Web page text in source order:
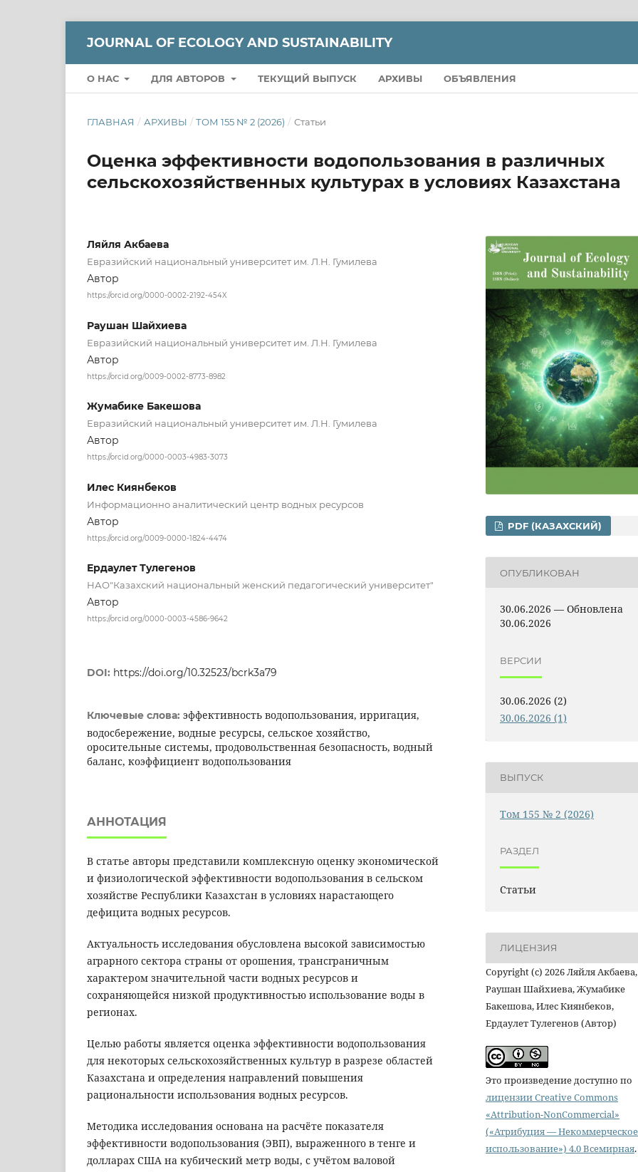
JOURNAL OF ECOLOGY AND SUSTAINABILITY
О НАС ДЛЯ АВТОРОВ ТЕКУЩИЙ ВЫПУСК АРХИВЫ ОБЪЯВЛЕНИЯ
ГЛАВНАЯ / АРХИВЫ / ТОМ 155 № 2 (2026) / Статьи
Оценка эффективности водопользования в различных
сельскохозяйственных культурах в условиях Казахстана
Ляйля Акбаева
Евразийский национальный университет им. Л.Н. Гумилева
Автор
https://orcid.org/0000-0002-2192-454X
Раушан Шайхиева
Евразийский национальный университет им. Л.Н. Гумилева
Автор
https://orcid.org/0009-0002-8773-8982
Жумабике Бакешова
Евразийский национальный университет им. Л.Н. Гумилева
Автор
https://orcid.org/0000-0003-4983-3073
Илес Киянбеков
Информационно аналитический центр водных ресурсов
Автор
https://orcid.org/0009-0000-1824-4474
Ердаулет Тулегенов
НАО"Казахский национальный женский педагогический университет"
Автор
https://orcid.org/0000-0003-4586-9642
DOI: https://doi.org/10.32523/bcrk3a79
Ключевые слова: эффективность водопользования, ирригация,
водосбережение, водные ресурсы, сельское хозяйство,
оросительные системы, продовольственная безопасность, водный
баланс, коэффициент водопользования
АННОТАЦИЯ
В статье авторы представили комплексную оценку экономической
и физиологической эффективности водопользования в сельском
хозяйстве Республики Казахстан в условиях нарастающего
дефицита водных ресурсов.
Актуальность исследования обусловлена высокой зависимостью
аграрного сектора страны от орошения, трансграничным
характером значительной части водных ресурсов и
сохраняющейся низкой продуктивностью использование воды в
регионах.
Целью работы является оценка эффективности водопользования
для некоторых сельскохозяйственных культур в разрезе областей
Казахстана и определения направлений повышения
рациональности использования водных ресурсов.
Методика исследования основана на расчёте показателя
эффективности водопользования (ЭВП), выраженного в тенге и
долларах США на кубический метр воды, с учётом валовой
PDF (КАЗАХСКИЙ)
ОПУБЛИКОВАН
30.06.2026 — Обновлена
30.06.2026
ВЕРСИИ
30.06.2026 (2)
30.06.2026 (1)
ВЫПУСК
Том 155 № 2 (2026)
РАЗДЕЛ
Статьи
ЛИЦЕНЗИЯ
Copyright (c) 2026 Ляйля Акбаева,
Раушан Шайхиева, Жумабике
Бакешова, Илес Киянбеков,
Ердаулет Тулегенов (Автор)
Это произведение доступно по
лицензии Creative Commons
«Attribution-NonCommercial»
(«Атрибуция — Некоммерческое
использование») 4.0 Всемирная.